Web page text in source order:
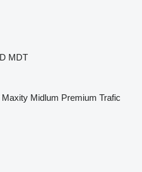
MDT
Maxity Midlum Premium Trafic